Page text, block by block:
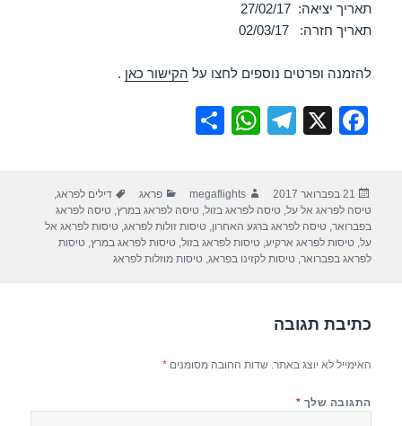
תאריך יציאה: 27/02/17
תאריך חזרה: 02/03/17
להזמנה ופרטים נוספים לחצו על הקישור כאן .
F
e
b
o
k
X
T
gr
a
m
W
s
A
p
e
פורסם
בתאריך
21 בפברואר 2017 מחבר
megaflights קטגוריות
פראג תגיות
דילים לפראג,
טיסה לפראג אל על,טיסה לפראג בזול,טיסה לפראג במרץ,טיסה לפראג
בפברואר,טיסה לפראג ברגע האחרון,טיסות זולות לפראג,טיסות לפראג אל
על,טיסות לפראג ארקיע,טיסות לפראג בזול,טיסות לפראג במרץ,טיסות
לפראג בפברואר,טיסות לקזינו בפראג,טיסות מוזלות לפראג
כתיבת תגובה
האימייל לא יוצג באתר. שדות החובה מסומנים*
התגובה שלך *